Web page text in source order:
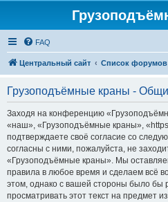
FAQ
Центральный сайт Список форумов
Грузоподъёмные краны -
Заходя на конференцию
«наш», «Грузоподъёмные краны»,
подтверждаете своё согласие со
согласны с ними, пожалуйста, не
«Грузоподъёмные краны». Мы
правила в любое время и сделаем всё
этом, однако с вашей стороны было бы
просматривать этот текст на предмет